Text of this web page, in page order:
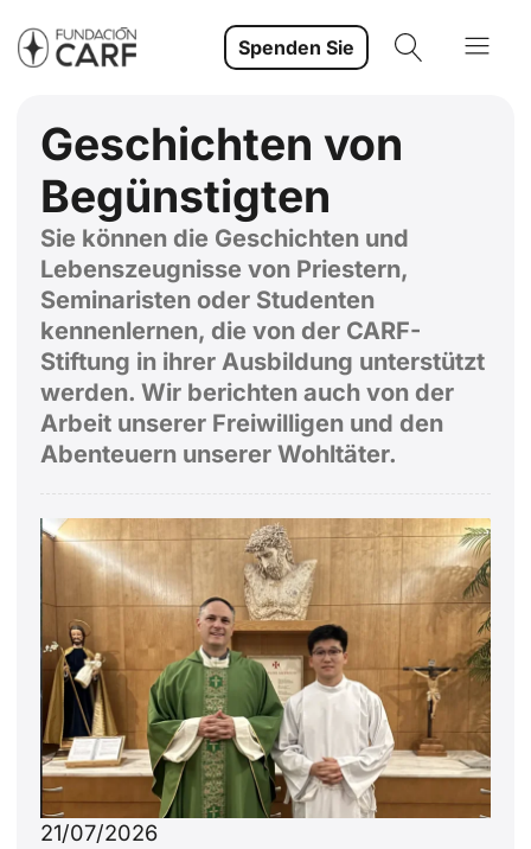
Spenden Sie
Geschichten von
Begünstigten
Sie können die Geschichten und
Lebenszeugnisse von Priestern,
Seminaristen oder Studenten
kennenlernen, die von der CARF-
Stiftung in ihrer Ausbildung unterstützt
werden. Wir berichten auch von der
Arbeit unserer Freiwilligen und den
Abenteuern unserer Wohltäter.
21/07/2026